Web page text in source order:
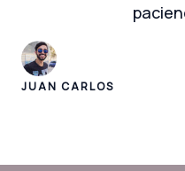
JUAN CARLOS